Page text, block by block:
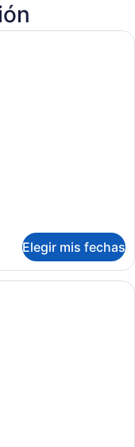
de hotel con cama,
Elegir mis fechas
moderna con